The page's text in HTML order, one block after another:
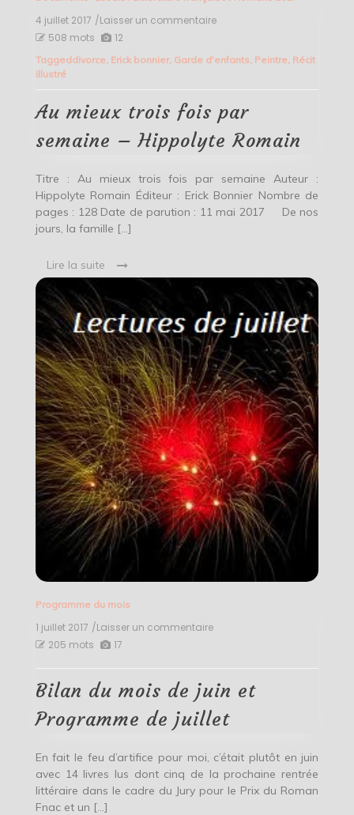
4 juillet 2017 /Laisser un commentaireon
trois
–
Hippolyte
Romain
508 mots 12
Taggeddivorce, Erick bonnier, Garde d'enfants, Peintre, Récit
illustré
Au mieux trois fois par
semaine – Hippolyte Romain
Titre : Au mieux trois fois par semaine Auteur :
Hippolyte Romain Éditeur : Erick Bonnier Nombre de
pages : 128 Date de parution : 11 mai 2017 De nos
jours, la famille […]
Lire la suite
Programme du mois
1 juillet 2017 /Laisser un commentaireon
de
juin
Programme
juillet
205 mots 17
Bilan du mois de juin et
Programme de juillet
En fait le feu d’artifice pour moi, c’était plutôt en juin
avec 14 livres lus dont cinq de la prochaine rentrée
littéraire dans le cadre du Jury pour le Prix du Roman
Fnac et un […]